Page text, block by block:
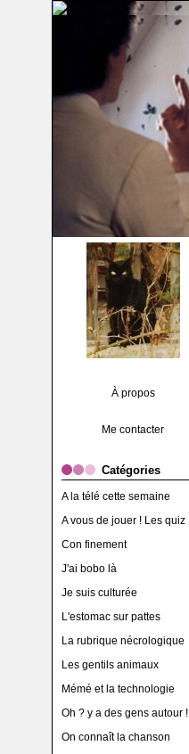
À propos
Me contacter
Catégories
A la télé cette semaine
A vous de jouer ! Les quiz
Con finement
J'ai bobo là
Je suis culturée
L'estomac sur pattes
La rubrique nécrologique
Les gentils animaux
Mémé et la technologie
Oh ? y a des gens autour !
On connaît la chanson